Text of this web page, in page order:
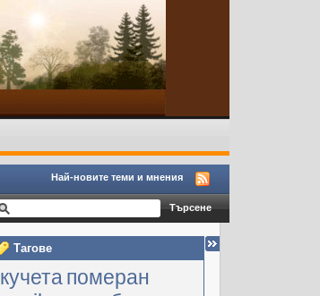
Най-новите теми и мнения
Тагове
кучетапомеран